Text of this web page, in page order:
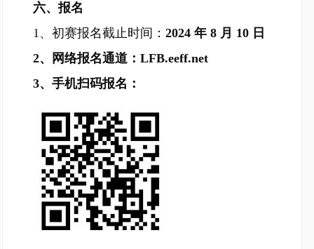
六、报名
1、初赛报名截止时间： 2024 年 8 月 10 日
2、网络报名通道：LFB.eeff.net
3、手机扫码报名：